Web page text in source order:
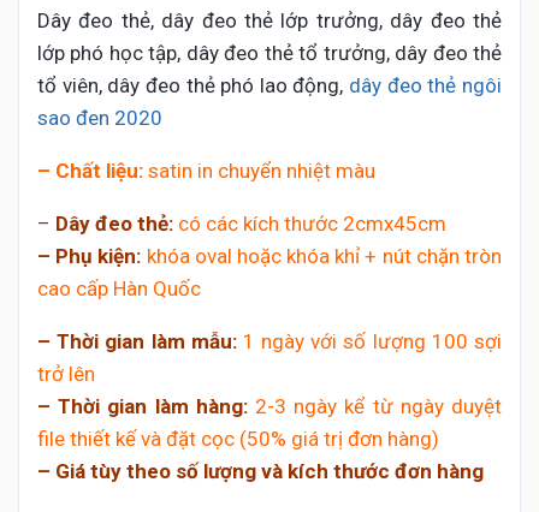
Dây đeo thẻ, dây đeo thẻ lớp trưởng, dây đeo thẻ
lớp phó học tập, dây đeo thẻ tổ trưởng, dây đeo thẻ
tổ viên, dây đeo thẻ phó lao động, dây đeo thẻ ngôi
sao đen 2020
– Chất liệu: satin in chuyển nhiệt màu
– Dây đeo thẻ: có các kích thước 2cmx45cm
– Phụ kiện: khóa oval hoặc khóa khỉ + nút chặn tròn
cao cấp Hàn Quốc
– Thời gian làm mẫu: 1 ngày với số lượng 100 sợi
trở lên
– Thời gian làm hàng:2-3 ngày kể từ ngày duyệt
file thiết kế và đặt cọc (50% giá trị đơn hàng)
– Giá tùy theo số lượng và kích thước đơn hàng